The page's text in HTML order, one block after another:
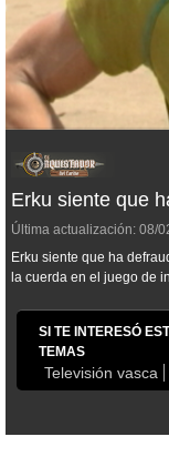
Erku siente que
Última actualización: 08/
Erku siente que ha
la cuerda en el juego de
SI TE INTERESÓ
TEMAS
Televisión vasca